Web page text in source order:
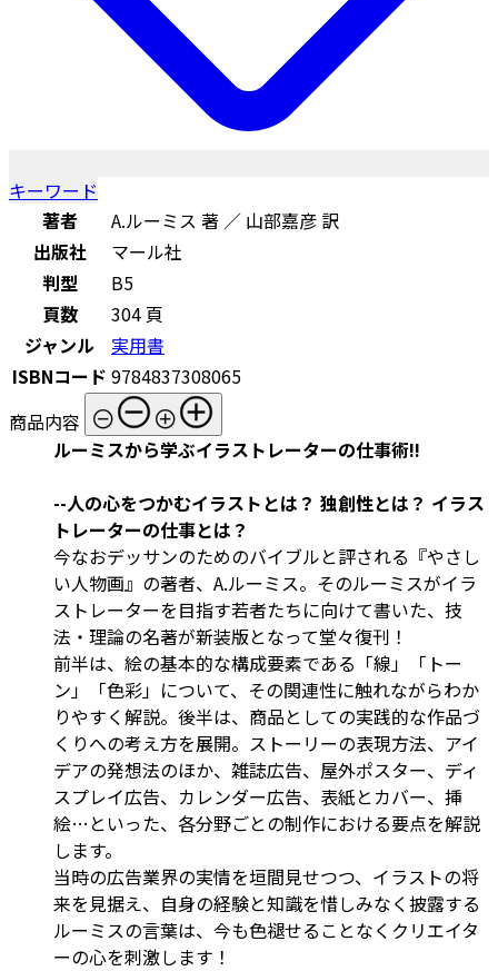
キーワード
著者
A.ルーミス 著 ／ 山部嘉彦 訳
出版社
マール社
判型
B5
頁数
304 頁
ジャンル
実用書
ISBNコード 9784837308065
商品内容
ルーミスから学ぶイラストレーターの仕事術!!
--人の心をつかむイラストとは？ 独創性とは？ イラス
トレーターの仕事とは？
今なおデッサンのためのバイブルと評される『やさし
い人物画』の著者、A.ルーミス。そのルーミスがイラ
ストレーターを目指す若者たちに向けて書いた、技
法・理論の名著が新装版となって堂々復刊！
前半は、絵の基本的な構成要素である「線」「トー
ン」「色彩」について、その関連性に触れながらわか
りやすく解説。後半は、商品としての実践的な作品づ
くりへの考え方を展開。ストーリーの表現方法、アイ
デアの発想法のほか、雑誌広告、屋外ポスター、ディ
スプレイ広告、カレンダー広告、表紙とカバー、挿
絵…といった、各分野ごとの制作における要点を解説
します。
当時の広告業界の実情を垣間見せつつ、イラストの将
来を見据え、自身の経験と知識を惜しみなく披露する
ルーミスの言葉は、今も色褪せることなくクリエイタ
ーの心を刺激します！